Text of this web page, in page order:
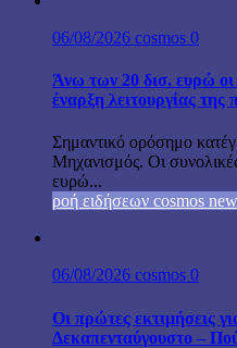
06/08/2026 cosmos 0
Άνω των 20 δισ. ευρώ οι
έναρξη λειτουργίας της
Σημαντικό ορόσημο
Μηχανισμός. Οι
ευρώ...
ροή ειδήσεων cosmos
06/08/2026 cosmos 0
Οι πρώτες εκτιμήσεις
Δεκαπενταύγουστο –